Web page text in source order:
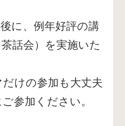
に、例年好評の講
話会）を実施いた
けの参加も大丈夫
参加ください。